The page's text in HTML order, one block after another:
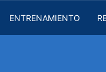
ENTRENAMIENTO